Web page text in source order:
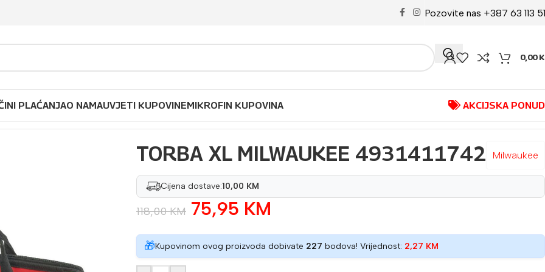
Pozovite nas +387 63 113
0,00
PLAĆANJAO NAMAUVJETI KUPOVINEMIKROFIN KUPOVINA AKCIJSKA
TORBA XL MILWAUKEE 4931411742 Milwaukee
Cijena dostave:10,00 KM
118,00KM 75,95 KM
🎁Kupovinom ovog proizvoda dobivate 227 bodova! Vrijednost: 2,27 KM